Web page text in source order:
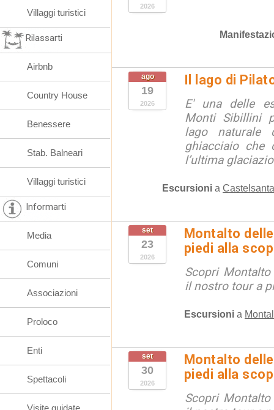
2026
ago
19
2026
Il lago di
E' una delle
Monti Sibillini
lago naturale
ghiacciaio che
l’ultima
Escursioni a
set
23
2026
Montalto
piedi alla
Scopri
il nostro tour a
Escursioni a
set
30
2026
Montalto
piedi alla
Scopri
Villaggi turistici
Rilassarti
Airbnb
Country House
Benessere
Stab. Balneari
Villaggi turistici
Informarti
Media
Comuni
Associazioni
Proloco
Enti
Spettacoli
Visite guidate